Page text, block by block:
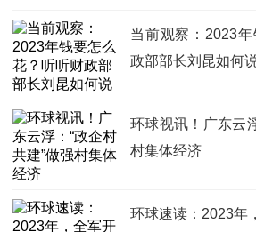
当前观察：2023
政部部长刘昆如何
环球视讯！广东云
村集体经济
环球速读：2023年